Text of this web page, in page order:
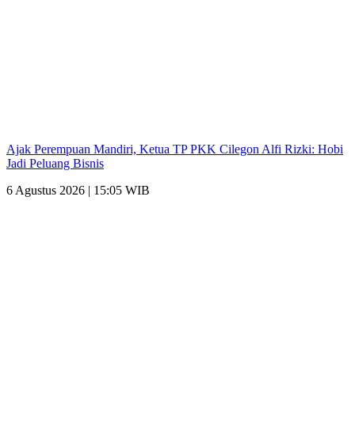
Ajak Perempuan Mandiri, Ketua TP PKK Cilegon Alfi Rizki: Hobi
Jadi Peluang Bisnis
6 Agustus 2026 | 15:05 WIB